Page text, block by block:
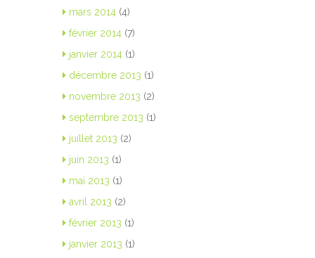
mars 2014 (4)
février 2014 (7)
janvier 2014 (1)
décembre 2013 (1)
novembre 2013 (2)
septembre 2013 (1)
juillet 2013 (2)
juin 2013 (1)
mai 2013 (1)
avril 2013 (2)
février 2013 (1)
janvier 2013 (1)